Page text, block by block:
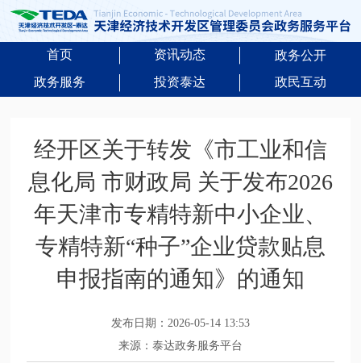
首页 资讯动态
政务公开
政务服务
投资泰达 政民互动
经开区关于转发《市工业和信
息化局 市财政局 关于发布2026
年天津市专精特新中小企业、
专精特新“种子”企业贷款贴息
申报指南的通知》的通知
发布日期：2026-05-14 13:53
来源：泰达政务服务平台